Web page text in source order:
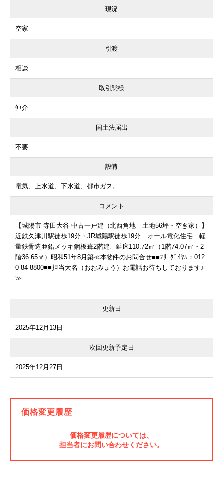
現況
空家
引渡
相談
取引態様
仲介
国土法届出
不要
設備
電気、上水道、下水道、都市ガス。
コメント
【城陽市 寺田大谷 中古一戸建（北西角地 土地56坪・空き家）】
近鉄久津川駅徒歩19分・JR城陽駅徒歩19分 オール電化住宅 軽
量鉄骨造亜鉛メッキ鋼板葺2階建、延床110.72㎡（1階74.07㎡・2
階36.65㎡）昭和51年8月築≪本物件のお問合せ■■ﾌﾘｰﾀﾞｲﾔﾙ：012
0-84-8800■■担当大名（おおみょう）お電話お待ちしております♪
≫
更新日
2025年12月13日
次回更新予定日
2025年12月27日
価格変更履歴
価格変更履歴については、
担当者にお問い合わせください。